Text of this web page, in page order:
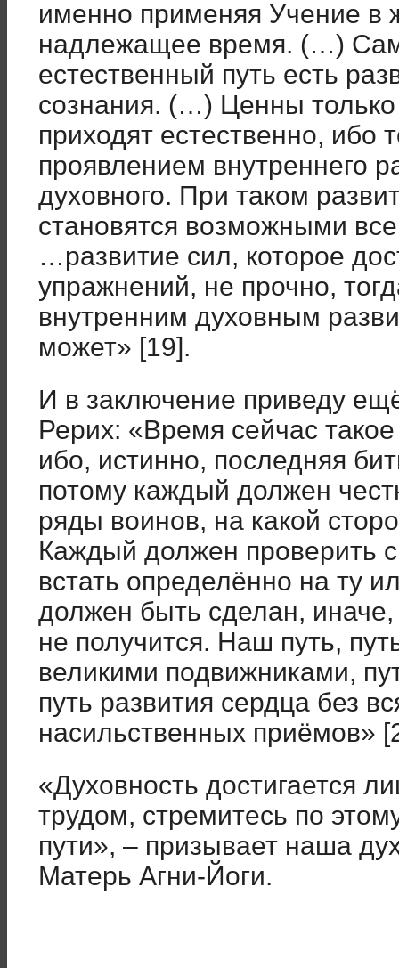
именно применяя Учение в
надлежащее время. (…)
естественный путь есть
сознания. (…) Ценны
приходят естественно, ибо
проявлением внутреннего
духовного. При таком
становятся возможными
…развитие сил, которое
упражнений, не прочно,
внутренним духовным
может» [19].
И в заключение приведу
Рерих: «Время сейчас
ибо, истинно, последняя
потому каждый должен
ряды воинов, на какой
Каждый должен проверить
встать определённо на ту
должен быть сделан,
не получится. Наш путь,
великими подвижниками,
путь развития сердца без
насильственных приёмов»
«Духовность достигается
трудом, стремитесь по
пути», – призывает наша
Матерь Агни-Йоги.